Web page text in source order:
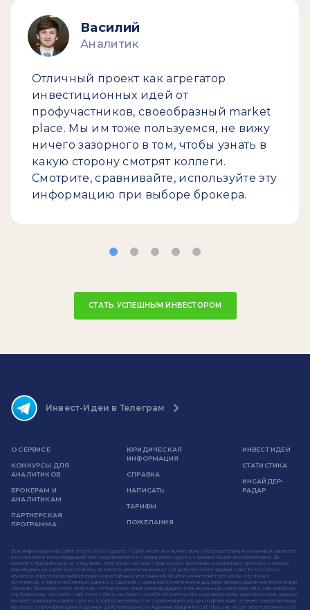
Василий
Аналитик
Отличный проект как агрегатор
инвестиционных идей от
профучастников, своеобразный market
place. Мы им тоже пользуемся, не вижу
ничего зазорного в том, чтобы узнать в
какую сторону смотрят коллеги.
Смотрите, сравнивайте, используйте эту
информацию при выборе брокера.
СТАТЬ УСПЕШНЫМ ИНВЕСТОРОМ
Инвест-Идеи в Телеграм
О СЕРВИСЕ
КОНКУРСЫ ДЛЯ
АНАЛИТИКОВ
БРОКЕРАМ И
АНАЛИТИКАМ
ПАРТНЕРСКАЯ
ПРОГРАММА
ЮРИДИЧЕСКАЯ
ИНФОРМАЦИЯ
СПРАВКА
НАПИСАТЬ
ТАРИФЫ
ПОЖЕЛАНИЯ
ИНВЕСТ ИДЕИ
СТАТИСТИКА
ИНСАЙДЕР-
РАДАР
Вся информация на сайте invest-idei.ru (далее - Сайт) носит исключительно образовательный и научный характер
и не является рекомендацией или предложением к совершению сделок с финансовыми инструментами. Вы
можете следовать или не следовать прогнозам на свой страх и риск. Компании и аналитики, прогнозы которых
размещены на сайте invest-idei.ru, являются независимыми от создателей сайта лицами. Сайт invest-idei.ru
является агрегатором информации, размещенной указанными лицами на интернет-ресурсах и в прочих
источниках, а также публичных данных о сделках с ценными бумагами или другими финансовыми инструментами.
Клиенты брокеров могут получать по подписке иные рекомендации, а также раньше или позже того, как они были
опубликованы на Сайте. Сайт invest-idei.ru не берет на себя обязательство корректировать аналитические данные
и инвестиционные идеи в связи с утратой актуальности содержащейся в них информации, а также при выявлении
несоответствия приводимых данных действительности. Администрация invest-idei.ru не несет ответственности за